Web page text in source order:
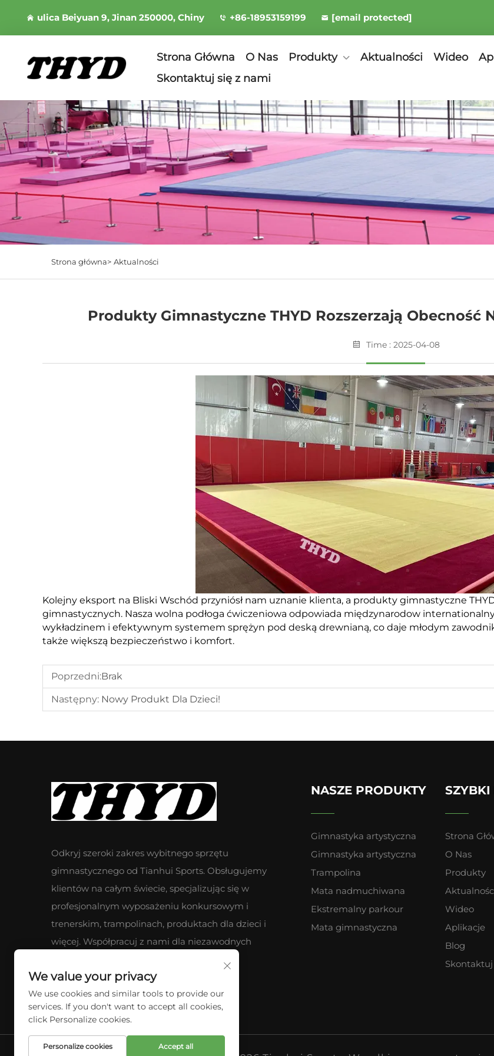
ulica Beiyuan 9, Jinan 250000, Chiny +86-18953159199 [email protected]
Strona Główna O Nas Produkty Aktualności Wideo
Skontaktuj się z nami
Strona główna> Aktualności
Produkty Gimnastyczne THYD Rozszerzają Obecność
Time : 2025-04-08
Kolejny eksport na Bliski Wschód przyniósł nam uznanie klienta, a produkty gimnastyczne
gimnastycznych. Nasza wolna podłoga ćwiczeniowa odpowiada międzynarodow
wykładzinem i efektywnym systemem sprężyn pod deską drewnianą, co daje młodym
także większą bezpieczeństwo i komfort.
Poprzedni:Brak
Następny: Nowy Produkt Dla Dzieci!
Odkryj szeroki zakres wybitnego sprzętu
gimnastycznego od Tianhui Sports. Obsługujemy
klientów na całym świecie, specjalizując się w
profesjonalnym wyposażeniu konkursowym i
trenerskim, trampolinach, produktach dla dzieci i
więcej. Współpracuj z nami dla niezawodnych
NASZE PRODUKTY
Gimnastyka artystyczna
Gimnastyka artystyczna
Trampolina
Mata nadmuchiwana
Ekstremalny parkour
Mata gimnastyczna
SZYBKI
Strona
O Nas
Produkty
Wideo
Aplikacje
Blog
We value your privacy
We use cookies and similar tools to provide our
services. If you don't want to accept all cookies,
click Personalize cookies.
Personalize cookies Accept all